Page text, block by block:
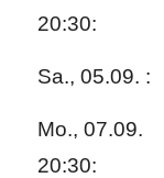
20:30:
Sa., 05.09. :
Mo., 07.09.
20:30: